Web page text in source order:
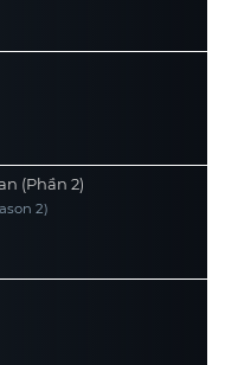
(Phần 2)
2)